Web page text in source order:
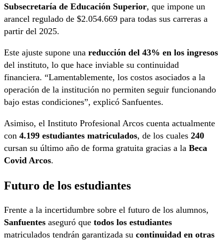
Subsecretaría de Educación Superior, que impone un
arancel regulado de $2.054.669 para todas sus carreras a
partir del 2025.
Este ajuste supone una reducción del 43% en los ingresos
del instituto, lo que hace inviable su continuidad
financiera. “Lamentablemente, los costos asociados a la
operación de la institución no permiten seguir funcionando
bajo estas condiciones”, explicó Sanfuentes.
Asimiso, el Instituto Profesional Arcos cuenta actualmente
con 4.199 estudiantes matriculados, de los cuales 240
cursan su último año de forma gratuita gracias a la Beca
Covid Arcos.
Futuro de los estudiantes
Frente a la incertidumbre sobre el futuro de los alumnos,
Sanfuentes aseguró que todos los estudiantes
matriculados tendrán garantizada su continuidad en otras